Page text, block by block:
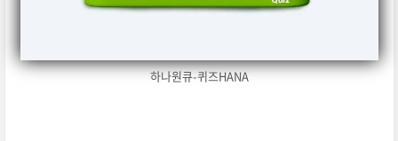
하나원큐-퀴즈HANA